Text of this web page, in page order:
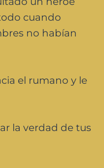
cuando
no habían
el rumano y le
la verdad de tus